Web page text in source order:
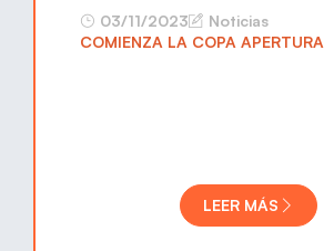
03/11/2023
Noticias
COMIENZA LA COPA APERTURA
LEER MÁS